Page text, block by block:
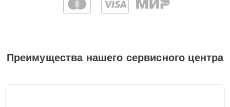
Преимущества нашего сервисного центра